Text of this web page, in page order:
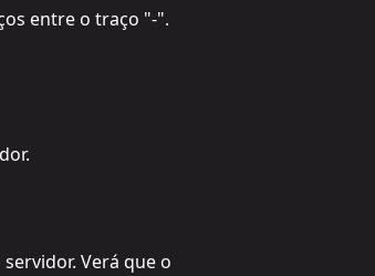
entre o traço "-".
Verá que o